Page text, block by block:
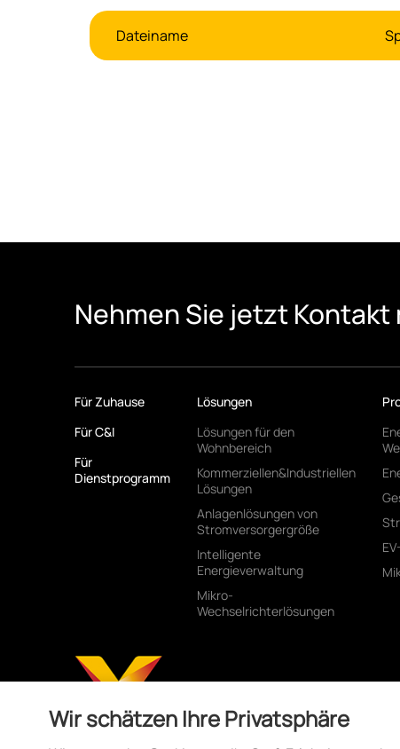
Dateiname
Nehmen Sie jetzt Kontakt
Für Zuhause
Für C&I
Für
Dienstprogramm
Lösungen
Lösungen für den
Wohnbereich
Kommerziellen&Industriellen
Lösungen
Anlagenlösungen von
Stromversorgergröße
Intelligente
Energieverwaltung
Mikro-
Wechselrichterlösungen
Wir schätzen Ihre Privatsphäre